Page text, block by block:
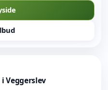
Veggerslev